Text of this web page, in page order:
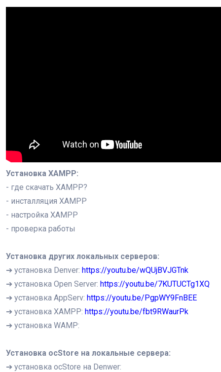
Установка XAMPP:
- где скачать XAMPP?
- инсталляция XAMPP
- настройка XAMPP
- проверка работы
Установка других локальных серверов:
➔ установка Denver: https://youtu.be/wQUjBVJGTnk
➔ установка Open Server: https://youtu.be/7KUTUCTg1XQ
➔ установка AppServ: https://youtu.be/PgpWY9FnBEE
➔ установка XAMPP: https://youtu.be/fbt9RWaurPk
➔ установка WAMP:
Установка ocStore на локальные сервера:
➔ установка ocStore на Denwer: